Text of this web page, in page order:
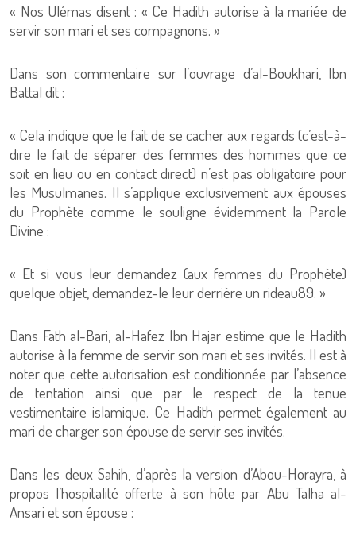
« Nos Ulémas disent : « Ce Hadith autorise à la mariée de
servir son mari et ses compagnons. »
Dans son commentaire sur l’ouvrage d’al-Boukhari, Ibn
Battal dit :
« Cela indique que le fait de se cacher aux regards (c’est-à-
dire le fait de séparer des femmes des hommes que ce
soit en lieu ou en contact direct) n’est pas obligatoire pour
les Musulmanes. Il s’applique exclusivement aux épouses
du Prophète comme le souligne évidemment la Parole
Divine :
« Et si vous leur demandez (aux femmes du Prophète)
quelque objet, demandez-le leur derrière un rideau89. »
Dans Fath al-Bari, al-Hafez Ibn Hajar estime que le Hadith
autorise à la femme de servir son mari et ses invités. Il est à
noter que cette autorisation est conditionnée par l’absence
de tentation ainsi que par le respect de la tenue
vestimentaire islamique. Ce Hadith permet également au
mari de charger son épouse de servir ses invités.
Dans les deux Sahih, d’après la version d’Abou-Horayra, à
propos l’hospitalité offerte à son hôte par Abu Talha al-
Ansari et son épouse :